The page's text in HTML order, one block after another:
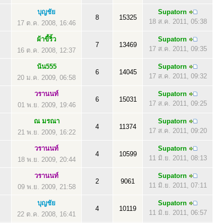
บุญชัย
17 ต.ค. 2008, 16:46
8 15325
Supatorn
18 ส.ค. 2011, 05:38
ผ้าขี้ริ้ว
16 ต.ค. 2008, 12:37
7 13469
Supatorn
17 ส.ค. 2011, 09:35
นัน555
20 ม.ค. 2009, 06:58
6 14045
Supatorn
17 ส.ค. 2011, 09:32
วรานนท์
01 พ.ย. 2009, 19:46
6 15031
Supatorn
17 ส.ค. 2011, 09:25
ณ มรณา
21 พ.ย. 2009, 16:22
4 11374
Supatorn
17 ส.ค. 2011, 09:20
วรานนท์
18 พ.ย. 2009, 20:44
4 10599
Supatorn
11 มิ.ย. 2011, 08:13
วรานนท์
09 พ.ย. 2009, 21:58
2 9061
Supatorn
11 มิ.ย. 2011, 07:11
บุญชัย
22 ต.ค. 2008, 16:41
4 10119
Supatorn
11 มิ.ย. 2011, 06:57